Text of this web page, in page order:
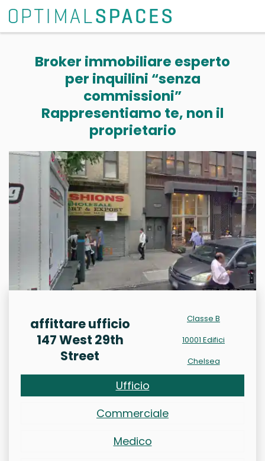
Broker immobiliare esperto
per inquilini “senza
commissioni”
Rappresentiamo te, non il
proprietario
affittare ufficio
147 West 29th
Street
Classe B
10001 Edifici
Chelsea
Ufficio
Commerciale
Medico